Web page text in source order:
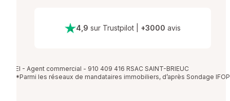
4,9 sur Trustpilot| +3000 avis
EI - Agent commercial - 910 409 416 RSAC SAINT-BRIEUC
*Parmi les réseaux de mandataires immobiliers, d’après Sondage IFOP